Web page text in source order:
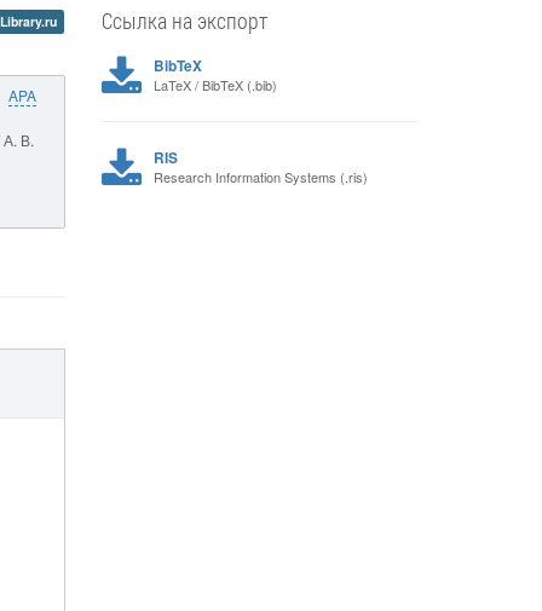
APA
А. В.
Ссылка на экспорт
BibTeX
LaTeX / BibTeX (.bib)
RIS
Research Information Systems (.ris)